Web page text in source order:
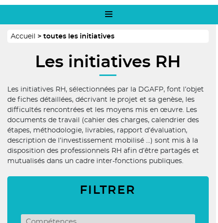
Fil
Accueil toutes les initiatives
Les initiatives RH
Les initiatives RH, sélectionnées par la DGAFP, font l’objet
de fiches détaillées, décrivant le projet et sa genèse, les
difficultés rencontrées et les moyens mis en œuvre. Les
documents de travail (cahier des charges, calendrier des
étapes, méthodologie, livrables, rapport d’évaluation,
description de l’investissement mobilisé …) sont mis à la
disposition des professionnels RH afin d’être partagés et
mutualisés dans un cadre inter-fonctions publiques.
FILTRER